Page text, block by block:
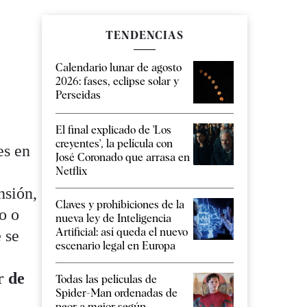
en
o
de
TENDENCIAS
Calendario lunar de agosto
2026: fases, eclipse solar y
Perseidas
El final explicado de 'Los
creyentes', la película con
José Coronado que arrasa en
Netflix
Claves y prohibiciones de la
nueva ley de Inteligencia
Artificial: así queda el nuevo
escenario legal en Europa
Todas las películas de
Spider-Man ordenadas de